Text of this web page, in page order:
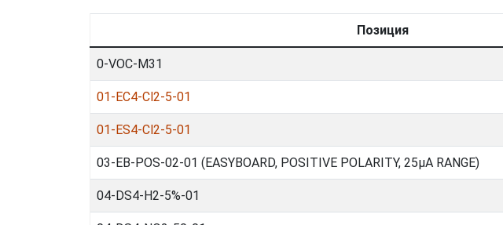
Позиция
0-VOC-M31
01-EC4-Cl2-5-01
01-ES4-Cl2-5-01
03-EB-POS-02-01 (EASYBOARD, POSITIVE POLARITY, 25µA RANGE)
04-DS4-H2-5%-01